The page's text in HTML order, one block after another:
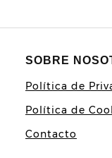
SOBRE
Política de
Política de
Contacto